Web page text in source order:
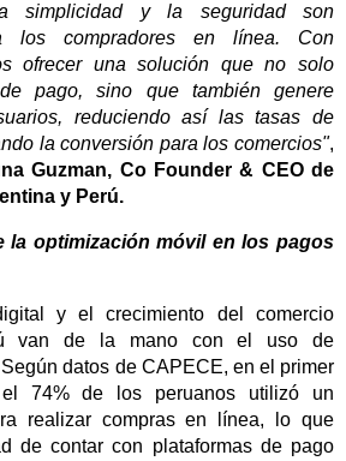
simplicidad y la seguridad son
los compradores en línea. Con
ofrecer una solución que no solo
pago, sino que también genere
reduciendo así las tasas de
la conversión para los comercios",
Guzman, Co Founder & CEO de
y Perú.
la optimización móvil en los pagos
y el crecimiento del comercio
van de la mano con el uso de
datos de CAPECE, en el primer
74% de los peruanos utilizó un
realizar compras en línea, lo que
de contar con plataformas de pago